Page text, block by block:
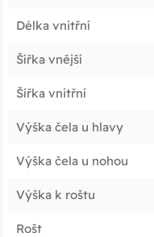
Délka vnitřní
Šířka vnější
Šířka vnitřní
Výška čela u hlavy
Výška čela u nohou
Výška k roštu
Rošt